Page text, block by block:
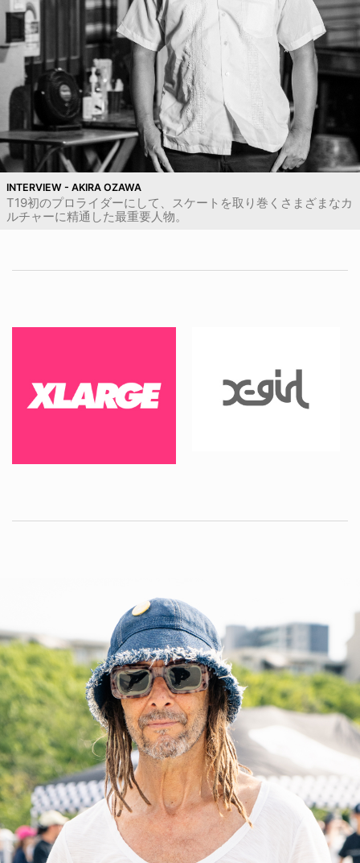
INTERVIEW - AKIRA OZAWA
T19初のプロライダーにして、スケートを取り巻くさまざまなカ
ルチャーに精通した最重要人物。